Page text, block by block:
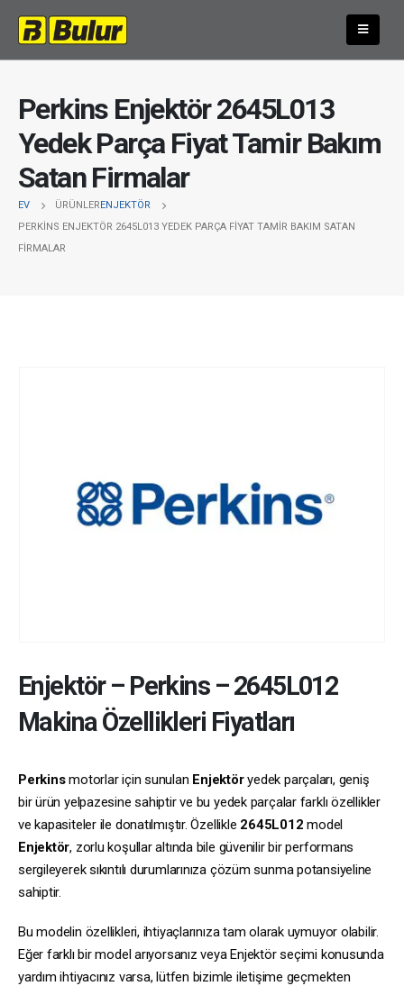
Perkins Enjektör 2645L013
Yedek Parça Fiyat Tamir Bakım
Satan Firmalar
EV ÜRÜNLERENJEKTÖR
PERKINS ENJEKTÖR 2645L013 YEDEK PARÇA FIYAT TAMIR BAKIM SATAN
FIRMALAR
Enjektör– Perkins–2645L012
Makina Özellikleri Fiyatları
Perkinsmotorlar için sunulan Enjektöryedek parçaları, geniş
bir ürün yelpazesine sahiptir ve bu yedek parçalar farklı özellikler
ve kapasiteler ile donatılmıştır. Özellikle 2645L012 model
Enjektör, zorlu koşullar altında bile güvenilir bir performans
sergileyerek sıkıntılı durumlarınıza çözüm sunma potansiyeline
sahiptir.
Bu modelin özellikleri, ihtiyaçlarınıza tam olarak uymuyor olabilir.
Eğer farklı bir model arıyorsanız veya Enjektör seçimi konusunda
yardım ihtiyacınız varsa, lütfen bizimle iletişime geçmekten